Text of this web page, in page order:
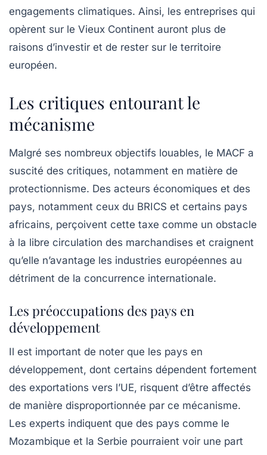
engagements climatiques. Ainsi, les entreprises qui
opèrent sur le Vieux Continent auront plus de
raisons d’investir et de rester sur le territoire
européen.
Les critiques entourant le
mécanisme
Malgré ses nombreux objectifs louables, le MACF a
suscité des critiques, notamment en matière de
protectionnisme. Des acteurs économiques et des
pays, notamment ceux du BRICS et certains pays
africains, perçoivent cette taxe comme un obstacle
à la libre circulation des marchandises et craignent
qu’elle n’avantage les industries européennes au
détriment de la concurrence internationale.
Les préoccupations des pays en
développement
Il est important de noter que les pays en
développement, dont certains dépendent fortement
des exportations vers l’UE, risquent d’être affectés
de manière disproportionnée par ce mécanisme.
Les experts indiquent que des pays comme le
Mozambique et la Serbie pourraient voir une part